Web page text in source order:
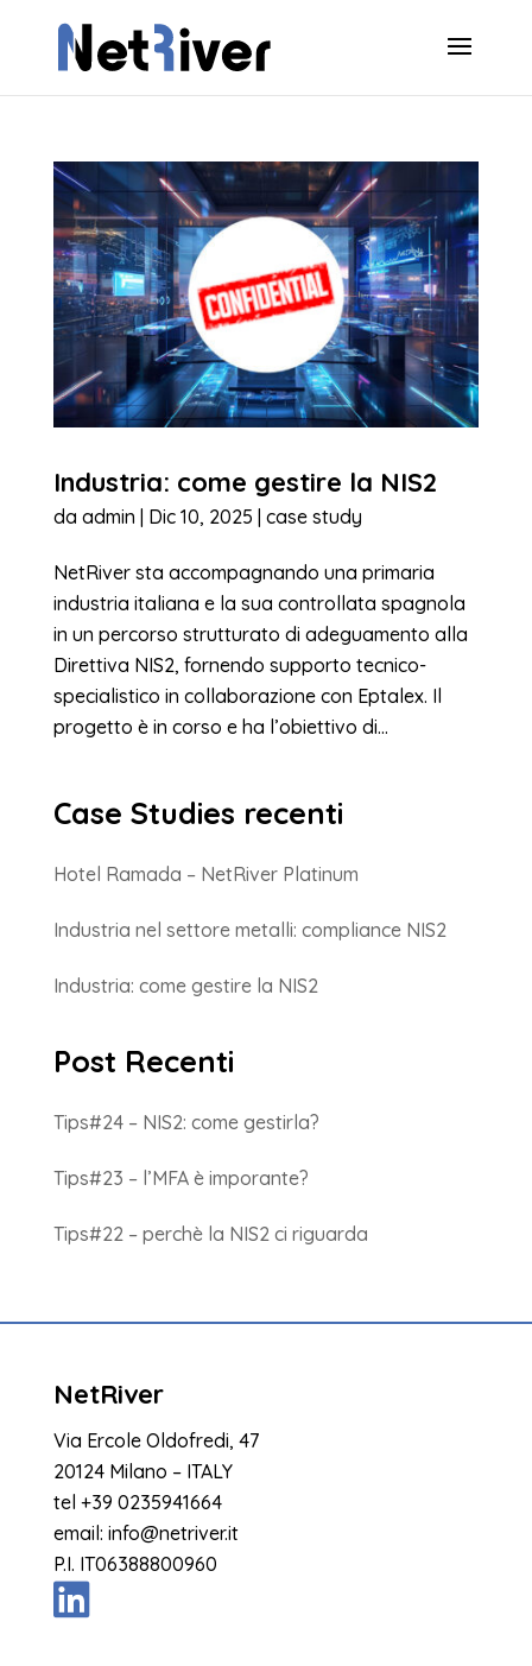
Industria: come gestire la NIS2
da admin | Dic 10, 2025 | case study
NetRiver sta accompagnando una primaria
industria italiana e la sua controllata spagnola
in un percorso strutturato di adeguamento alla
Direttiva NIS2, fornendo supporto tecnico-
specialistico in collaborazione con Eptalex. Il
progetto è in corso e ha l’obiettivo di...
Case Studies recenti
Hotel Ramada – NetRiver Platinum
Industria nel settore metalli: compliance NIS2
Industria: come gestire la NIS2
Post Recenti
Tips#24 – NIS2: come gestirla?
Tips#23 – l’MFA è imporante?
Tips#22 – perchè la NIS2 ci riguarda
NetRiver
Via Ercole Oldofredi, 47
20124 Milano – ITALY
tel +39 0235941664
email: info@netriver.it
P.I. IT06388800960